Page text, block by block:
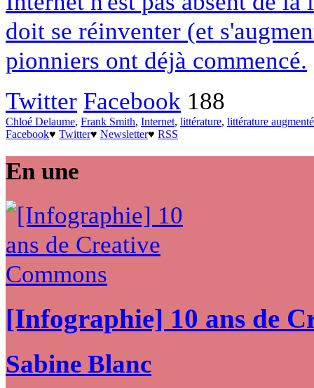
doit se réinventer (et
pionniers ont déjà commencé.
Twitter Facebook 188
Chloé Delaume, Frank Smith, Internet, littérature, littérature
Facebook♥ Twitter♥ Newsletter♥ RSS
En une
[Infographie] 10 ans de
Sabine Blanc